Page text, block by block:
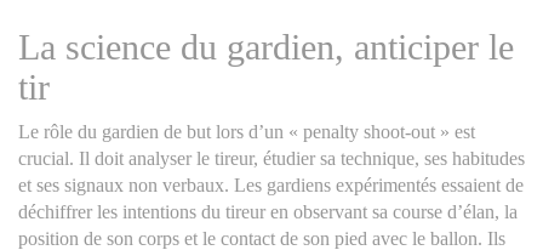
La science du gardien, anticiper le
tir
Le rôle du gardien de but lors d’un « penalty shoot-out » est
crucial. Il doit analyser le tireur, étudier sa technique, ses habitudes
et ses signaux non verbaux. Les gardiens expérimentés essaient de
déchiffrer les intentions du tireur en observant sa course d’élan, la
position de son corps et le contact de son pied avec le ballon. Ils